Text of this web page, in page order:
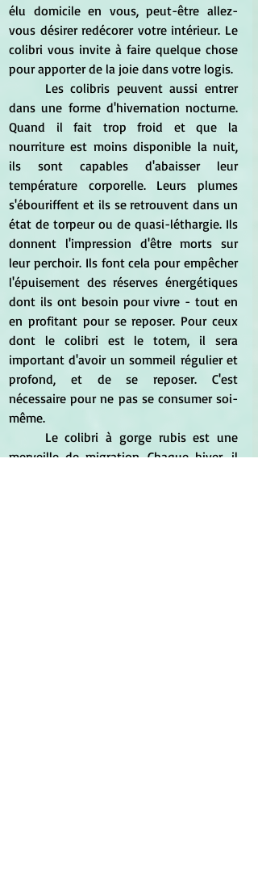
élu domicile en vous, peut-être allez-
vous désirer redécorer votre intérieur. Le
colibri vous invite à faire quelque chose
pour apporter de la joie dans votre logis.
dans une forme d'hivernation nocturne.
Quand il fait trop froid et que la
nourriture est moins disponible la nuit,
ils sont capables d'abaisser leur
température corporelle. Leurs plumes
s'ébouriffent et ils se retrouvent dans un
état de torpeur ou de quasi-léthargie. Ils
donnent l'impression d'être morts sur
leur perchoir. Ils font cela pour empêcher
l'épuisement des réserves énergétiques
dont ils ont besoin pour vivre - tout en
en profitant pour se reposer. Pour ceux
dont le colibri est le totem, il sera
important d'avoir un sommeil régulier et
profond, et de se reposer. C'est
nécessaire pour ne pas se consumer soi-
même.
merveille de migration. Chaque hiver, il